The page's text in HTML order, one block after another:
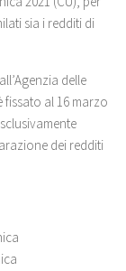
sia i redditi di
delle
fissato al 16 marzo
dei redditi